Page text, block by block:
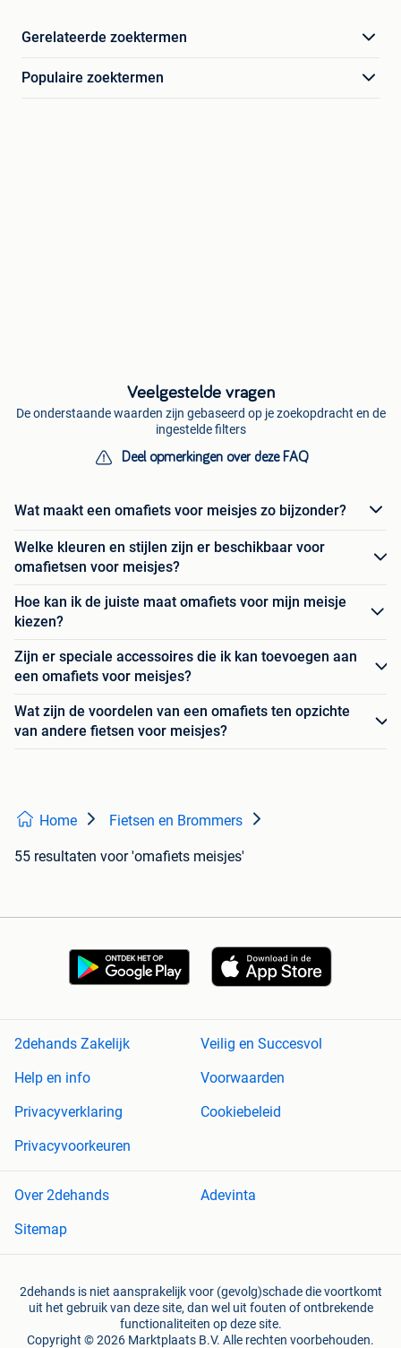
Gerelateerde zoektermen
Populaire zoektermen
Veelgestelde vragen
De onderstaande waarden zijn gebaseerd op je zoekopdracht en de
ingestelde filters
Deel opmerkingen over deze FAQ
Wat maakt een omafiets voor meisjes zo bijzonder?
Welke kleuren en stijlen zijn er beschikbaar voor
omafietsen voor meisjes?
Hoe kan ik de juiste maat omafiets voor mijn meisje
kiezen?
Zijn er speciale accessoires die ik kan toevoegen aan
een omafiets voor meisjes?
Wat zijn de voordelen van een omafiets ten opzichte
van andere fietsen voor meisjes?
Home Fietsen en Brommers
55 resultaten voor 'omafiets meisjes'
2dehands Zakelijk
Veilig en Succesvol
Help en info
Voorwaarden
Privacyverklaring
Cookiebeleid
Privacyvoorkeuren
Over 2dehands
Adevinta
Sitemap
2dehands is niet aansprakelijk voor (gevolg)schade die voortkomt
uit het gebruik van deze site, dan wel uit fouten of ontbrekende
functionaliteiten op deze site.
Copyright © 2026 Marktplaats B.V. Alle rechten voorbehouden.